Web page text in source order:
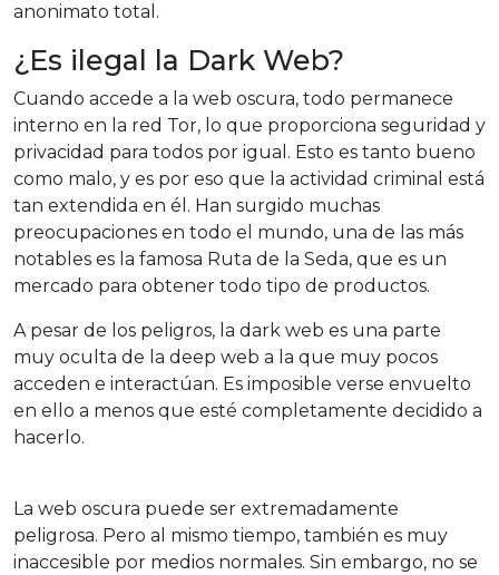
anonimato total.
¿Es ilegal la Dark Web?
Cuando accede a la web oscura, todo permanece
interno en la red Tor, lo que proporciona seguridad y
privacidad para todos por igual. Esto es tanto bueno
como malo, y es por eso que la actividad criminal está
tan extendida en él. Han surgido muchas
preocupaciones en todo el mundo, una de las más
notables es la famosa Ruta de la Seda, que es un
mercado para obtener todo tipo de productos.
A pesar de los peligros, la dark web es una parte
muy oculta de la deep web a la que muy pocos
acceden e interactúan. Es imposible verse envuelto
en ello a menos que esté completamente decidido a
hacerlo.
La web oscura puede ser extremadamente
peligrosa. Pero al mismo tiempo, también es muy
inaccesible por medios normales. Sin embargo, no se